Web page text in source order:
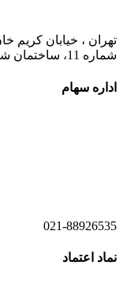
تهران ، خیابان کریم
شماره 11، ساختمان شهید بهمن محمودپور
اداره سهام
021-88926535
نماد اعتماد